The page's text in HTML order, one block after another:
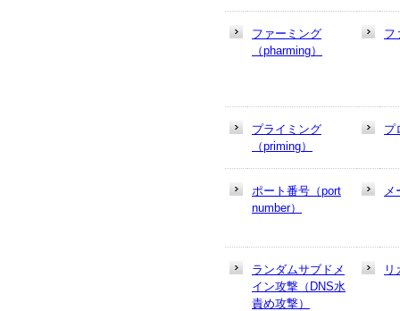
ファーミング
（pharming）
フ
プライミング
（priming）
プ
ポート番号（port
number）
メ
ランダムサブドメ
イン攻撃（DNS水
責め攻撃）
リ